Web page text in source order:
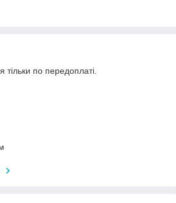
тільки по передоплаті.